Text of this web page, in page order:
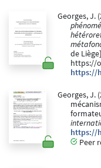
Georges, J.
de
https://
https://
Georges, J.
https://
Peer